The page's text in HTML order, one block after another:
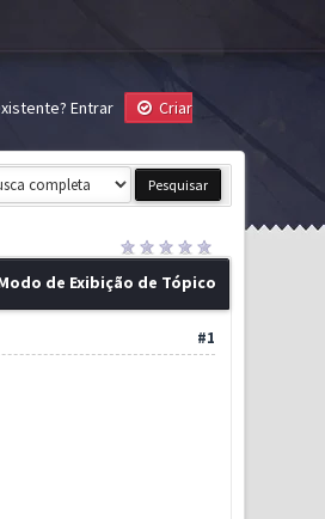
Entrar
Criar
de Exibição de Tópico
#1